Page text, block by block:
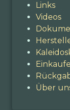
Links
Videos
Über